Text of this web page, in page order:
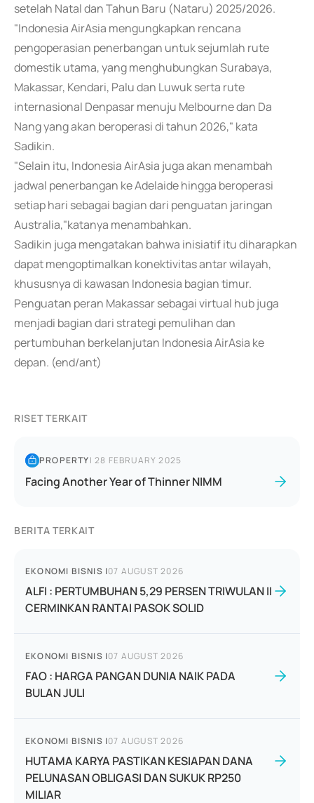
setelah Natal dan Tahun Baru (Nataru) 2025/2026.
"Indonesia AirAsia mengungkapkan rencana
pengoperasian penerbangan untuk sejumlah rute
domestik utama, yang menghubungkan Surabaya,
Makassar, Kendari, Palu dan Luwuk serta rute
internasional Denpasar menuju Melbourne dan Da
Nang yang akan beroperasi di tahun 2026," kata
Sadikin.
"Selain itu, Indonesia AirAsia juga akan menambah
jadwal penerbangan ke Adelaide hingga beroperasi
setiap hari sebagai bagian dari penguatan jaringan
Australia,"katanya menambahkan.
Sadikin juga mengatakan bahwa inisiatif itu diharapkan
dapat mengoptimalkan konektivitas antar wilayah,
khususnya di kawasan Indonesia bagian timur.
Penguatan peran Makassar sebagai virtual hub juga
menjadi bagian dari strategi pemulihan dan
pertumbuhan berkelanjutan Indonesia AirAsia ke
depan. (end/ant)
RISET TERKAIT
PROPERTY|28 FEBRUARY 2025
Facing Another Year of Thinner NIMM
BERITA TERKAIT
EKONOMI BISNIS |07 AUGUST 2026
ALFI : PERTUMBUHAN 5,29 PERSEN TRIWULAN II
CERMINKAN RANTAI PASOK SOLID
EKONOMI BISNIS |07 AUGUST 2026
FAO : HARGA PANGAN DUNIA NAIK PADA
BULAN JULI
EKONOMI BISNIS |07 AUGUST 2026
HUTAMA KARYA PASTIKAN KESIAPAN DANA
PELUNASAN OBLIGASI DAN SUKUK RP250
MILIAR